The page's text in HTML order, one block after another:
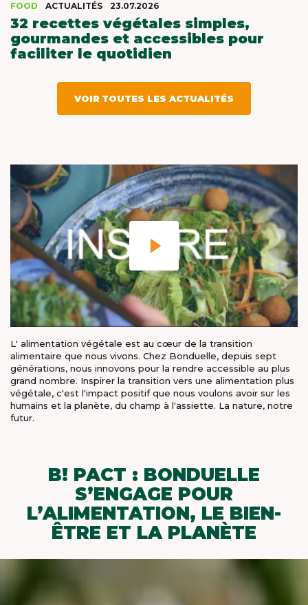
FOOD ACTUALITÉS 23.07.2026
32 recettes végétales simples,
gourmandes et accessibles pour
faciliter le quotidien
VOIR TOUTES LES ACTUALITÉS
L' alimentation végétale est au cœur de la transition
alimentaire que nous vivons. Chez Bonduelle, depuis sept
générations, nous innovons pour la rendre accessible au plus
grand nombre. Inspirer la transition vers une alimentation plus
végétale, c'est l'impact positif que nous voulons avoir sur les
humains et la planète, du champ à l'assiette. La nature, notre
futur.
B! PACT : BONDUELLE
S’ENGAGE POUR
L’ALIMENTATION, LE BIEN-
ÊTRE ET LA PLANÈTE
MEET OUR PLANET-
FRIENDLY FOOD
PACKAGING